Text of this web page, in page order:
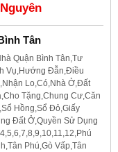
Tân
Quận Bình Tân,Tư
Vụ,Hướng Đẫn,Điều
Lo,Có,Nhà Ở,Đất
Tặng,Chung Cư,Căn
Hồng,Sổ Đỏ,Giấy
Đất Ở,Quyền Sử Dụng
Phú,Gò Vấp,Tân